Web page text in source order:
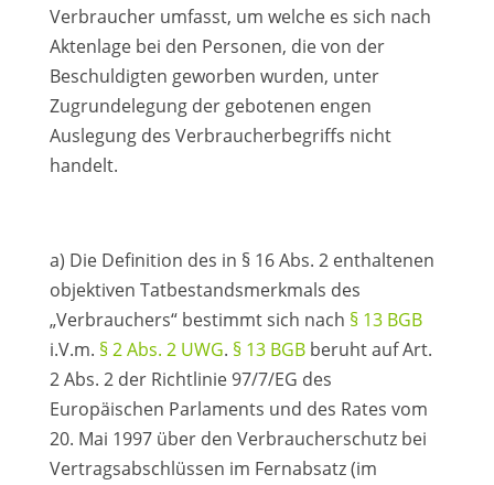
Verbraucher umfasst, um welche es sich nach
Aktenlage bei den Personen, die von der
Beschuldigten geworben wurden, unter
Zugrundelegung der gebotenen engen
Auslegung des Verbraucherbegriffs nicht
handelt.
a) Die Definition des in § 16 Abs. 2 enthaltenen
objektiven Tatbestandsmerkmals des
„Verbrauchers“ bestimmt sich nach § 13 BGB
i.V.m. § 2 Abs. 2 UWG. § 13 BGBberuht auf Art.
2 Abs. 2 der Richtlinie 97/7/EG des
Europäischen Parlaments und des Rates vom
20. Mai 1997 über den Verbraucherschutz bei
Vertragsabschlüssen im Fernabsatz (im